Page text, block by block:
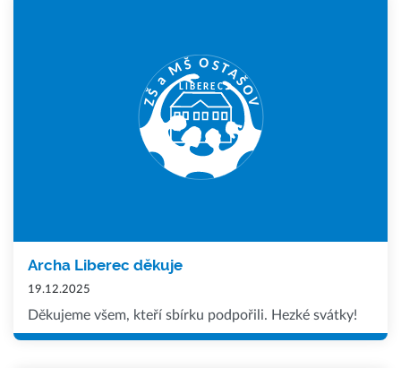
Archa Liberec děkuje
19.12.2025
Děkujeme všem, kteří sbírku podpořili. Hezké svátky!